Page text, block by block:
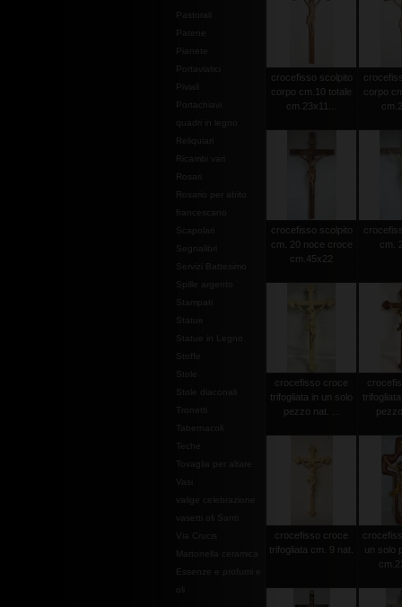
Pastorali
Patene
Pianete
Portaviatici
Piviali
Portachiavi
quadri in legno
Reliquiari
Ricambi vari
Rosari
Rosario per abito
francescano
Scapolari
Segnalibri
Servizi Battesimo
Spille argento
Stampati
Statue
Statue in Legno
Stoffe
Stole
Stole diaconali
Tabernacoli
valige celebrazione
Mattonella ceramica
Essenze e profumi e
crocefisso scolpito
corpo cm.10 totale
cm.23x11...
corpo
crocefisso scolpito
cm. 20 noce croce
cm.45x22
cm.
crocefisso croce
trifogliata in un solo
pezzo nat. ...
crocefisso croce
trifogliata cm. 9 nat.
un solo